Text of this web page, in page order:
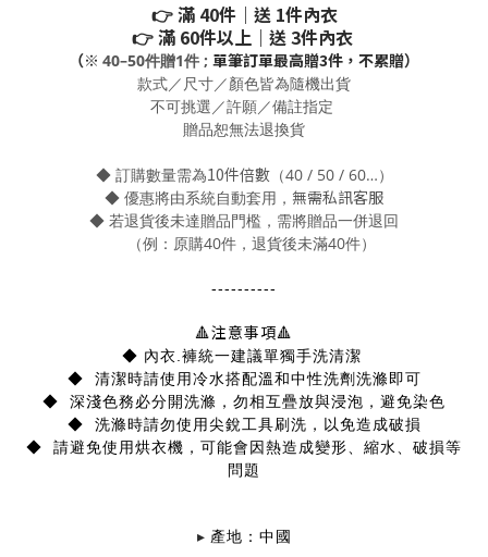
👉 滿 40件｜送 1件內衣
👉 滿 60件以上｜送3件內衣
（※ 40–50件贈1件 ; 單筆訂單最高贈3件，不累贈）
款式／尺寸／顏色皆為隨機出貨
不可挑選／許願／備註指定
贈品恕無法退換貨
◆ 訂購數量需為10件倍數（40 / 50 / 60…）
◆ 優惠將由系統自動套用， 無需私訊客服
◆ 若退貨後未達贈品門檻，需將贈品一併退回
（例：原購40件，退貨後未滿40件）
----------
🔺注意事項🔺
◆ 內衣.褲統一建議單獨手洗清潔
◆ 清潔時請使用冷水搭配溫和中性洗劑洗滌即可
◆ 深淺色務必分開洗滌，勿相互疊放與浸泡，避免染色
◆ 洗滌時請勿使用尖銳工具刷洗，以免造成破損
◆ 請避免使用烘衣機，可能會因熱造成變形、縮水、破損等
問題
▸ 產地：中國